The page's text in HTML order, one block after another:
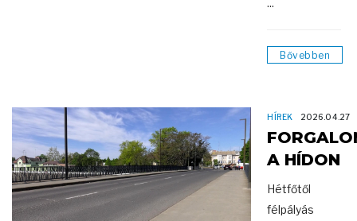
...
Bővebben
HÍREK 2026.04.27
A HÍDON
Hétfőtől
félpályás